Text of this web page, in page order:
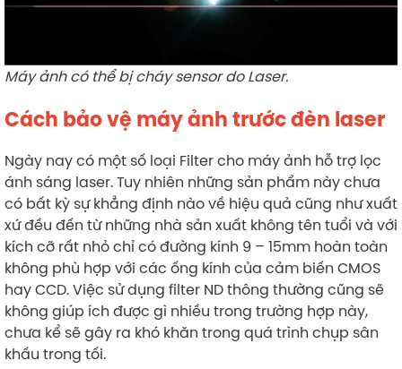
Máy ảnh có thể bị cháy sensor do Laser.
Cách bảo vệ máy ảnh trước đèn laser
Ngày nay có một số loại Filter cho máy ảnh hỗ trợ lọc
ánh sáng laser. Tuy nhiên những sản phẩm này chưa
có bất kỳ sự khẳng định nào về hiệu quả cũng như xuất
xứ đều đến từ những nhà sản xuất không tên tuổi và với
kích cỡ rất nhỏ chỉ có đường kính 9 – 15mm hoàn toàn
không phù hợp với các ống kính của cảm biến CMOS
hay CCD. Việc sử dụng filter ND thông thường cũng sẽ
không giúp ích được gì nhiều trong trường hợp này,
chưa kể sẽ gây ra khó khăn trong quá trình chụp sân
khấu trong tối.